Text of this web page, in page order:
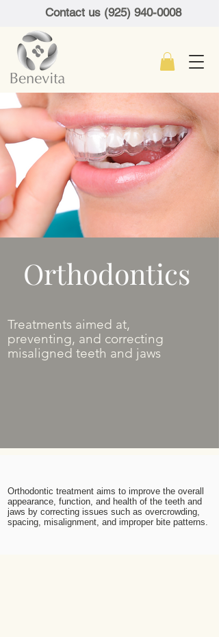
Contact us (925) 940-0008
Orthodontics
Treatments aimed at,
preventing, and correcting
misaligned teeth and jaws
Orthodontic treatment aims to improve the overall
appearance, function, and health of the teeth and
jaws by correcting issues such as overcrowding,
spacing, misalignment, and improper bite patterns.